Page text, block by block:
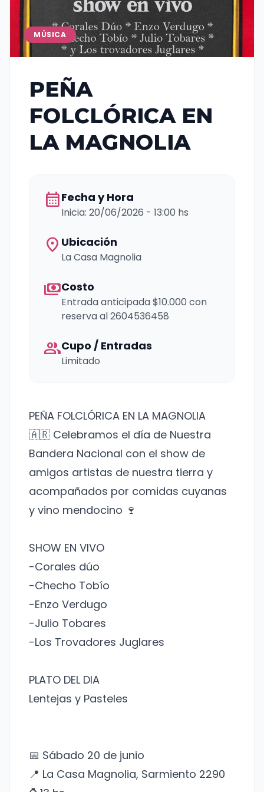
MÚSICA
PEÑA
FOLCLÓRICA EN
LA MAGNOLIA
calendar_monthFecha y Hora
Inicia: 20/06/2026 - 13:00 hs
location_on Ubicación
La Casa Magnolia
paymentsCosto
Entrada anticipada $10.000 con
reserva al 2604536458
groupCupo / Entradas
Limitado
PEÑA FOLCLÓRICA EN LA MAGNOLIA
🇦🇷 Celebramos el día de Nuestra
Bandera Nacional con el show de
amigos artistas de nuestra tierra y
acompañados por comidas cuyanas
y vino mendocino 🍷
SHOW EN VIVO
-Corales dúo
-Checho Tobío
-Enzo Verdugo
-Julio Tobares
-Los Trovadores Juglares
PLATO DEL DIA
Lentejas y Pasteles
📅 Sábado 20 de junio
📍 La Casa Magnolia, Sarmiento 2290